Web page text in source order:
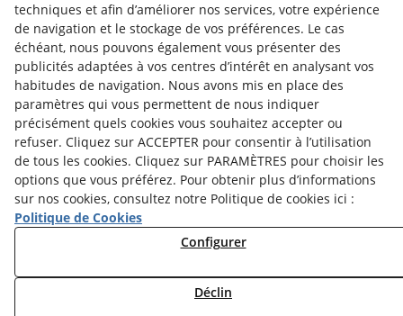
Aquesta empresa participa en el programa per a la
contractació de persones en situació de major
vulnerabilitat,
subvencionat pel Servei Públic d’Ocupació de Catalunya i
amb el cofinançament del Fons Social Europeu Plus
techniques et afin d’améliorer nos services, votre expérience
de navigation et le stockage de vos préférences. Le cas
échéant, nous pouvons également vous présenter des
publicités adaptées à vos centres d’intérêt en analysant vos
habitudes de navigation. Nous avons mis en place des
paramètres qui vous permettent de nous indiquer
précisément quels cookies vous souhaitez accepter ou
refuser. Cliquez sur ACCEPTER pour consentir à l’utilisation
de tous les cookies. Cliquez sur PARAMÈTRES pour choisir les
options que vous préférez. Pour obtenir plus d’informations
sur nos cookies, consultez notre Politique de cookies ici :
Politique de Cookies
Configurer
Déclin